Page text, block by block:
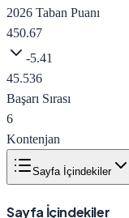
2026 Taban Puanı
450.67
-5.41
45.536
Başarı Sırası
6
Kontenjan
Sayfa İçindekiler
Sayfa İçindekiler